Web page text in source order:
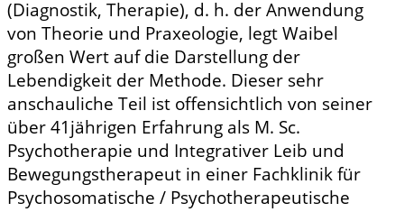
(Diagnostik, Therapie), d. h. der Anwendung
von Theorie und Praxeologie, legt Waibel
großen Wert auf die Darstellung der
Lebendigkeit der Methode. Dieser sehr
anschauliche Teil ist of­fensichtlich von seiner
über 41­jährigen Erfah­rung als M. Sc.
Psychotherapie und Integrativer Leib­ und
Bewegungstherapeut in einer Fach­klinik für
Psychosomatische / Psychotherapeu­tische